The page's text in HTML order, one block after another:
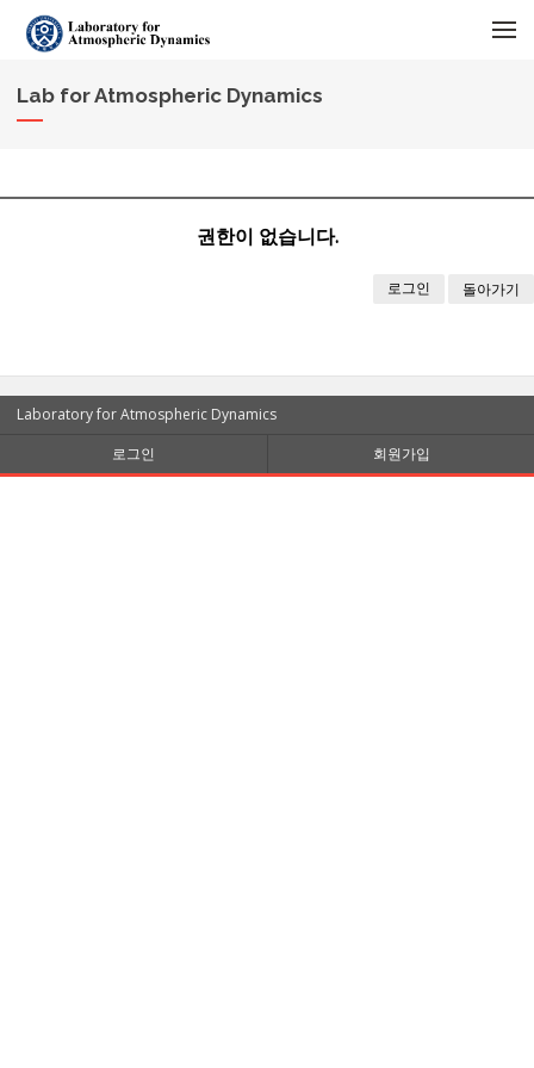
Lab for Atmospheric Dynamics
권한이 없습니다.
로그인 돌아가기
Laboratory for Atmospheric Dynamics
로그인
회원가입